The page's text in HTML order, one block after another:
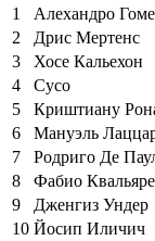
1
Алехандро
2
Дрис Мертенс
3
Хосе Кальехон
4
Сусо
5
Криштиану
6
Мануэль
7
Родриго Де
8
Фабио
9
Дженгиз Ундер
10 Йосип Иличич